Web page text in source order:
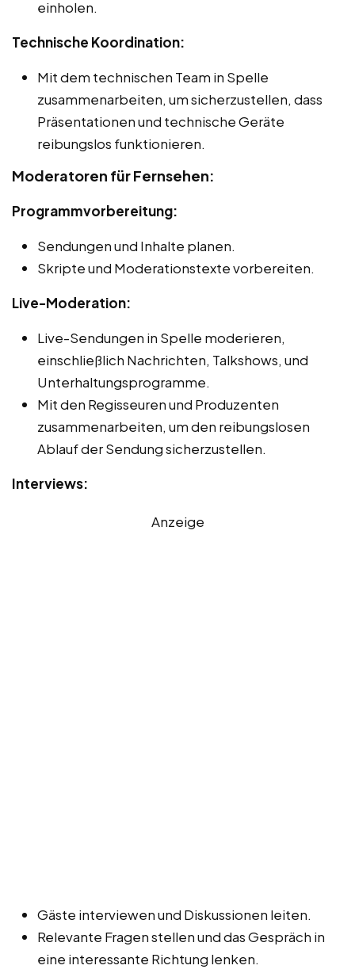
einholen.
Technische Koordination:
Mit dem technischen Team in Spelle
zusammenarbeiten, um sicherzustellen, dass
Präsentationen und technische Geräte
reibungslos funktionieren.
Moderatoren für Fernsehen:
Programmvorbereitung:
Sendungen und Inhalte planen.
Skripte und Moderationstexte vorbereiten.
Live-Moderation:
Live-Sendungen in Spelle moderieren,
einschließlich Nachrichten, Talkshows, und
Unterhaltungsprogramme.
Mit den Regisseuren und Produzenten
zusammenarbeiten, um den reibungslosen
Ablauf der Sendung sicherzustellen.
Interviews:
Anzeige
Gäste interviewen und Diskussionen leiten.
Relevante Fragen stellen und das Gespräch in
eine interessante Richtung lenken.